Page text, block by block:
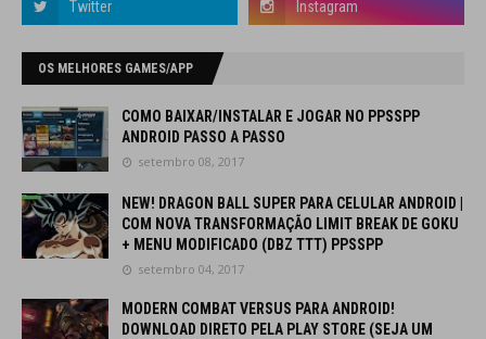
OS MELHORES GAMES/APP
COMO BAIXAR/INSTALAR E JOGAR NO PPSSPP
ANDROID PASSO A PASSO
setembro 08, 2017
NEW! DRAGON BALL SUPER PARA CELULAR ANDROID |
COM NOVA TRANSFORMAÇÃO LIMIT BREAK DE GOKU
+ MENU MODIFICADO (DBZ TTT) PPSSPP
setembro 04, 2017
MODERN COMBAT VERSUS PARA ANDROID!
DOWNLOAD DIRETO PELA PLAY STORE (SEJA UM